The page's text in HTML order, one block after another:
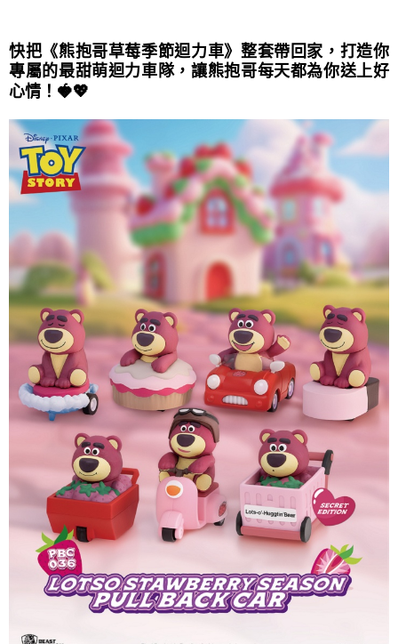
快把《熊抱哥草莓季節迴力車》整套帶回家，打造你
專屬的最甜萌迴力車隊，讓熊抱哥每天都為你送上好
心情！🍓💖